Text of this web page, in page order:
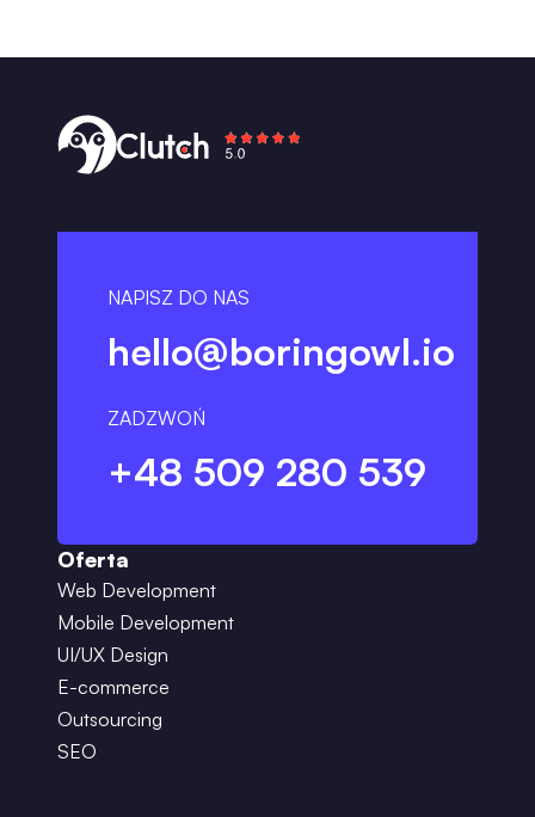
NAPISZ DO NAS
hello@boringowl.io
ZADZWOŃ
+48 509 280 539
Oferta
Web Development
Mobile Development
UI/UX Design
E-commerce
Outsourcing
SEO